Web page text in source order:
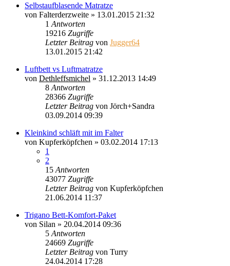
Selbstaufblasende Matratze
von Falterderzweite » 13.01.2015 21:32
1 Antworten
19216 Zugriffe
Letzter Beitrag von Jugger64
13.01.2015 21:42
Luftbett vs Luftmatratze
von Dethleffsmichel » 31.12.2013 14:49
8 Antworten
28366 Zugriffe
Letzter Beitrag von Jörch+Sandra
03.09.2014 09:39
Kleinkind schläft mit im Falter
von Kupferköpfchen » 03.02.2014 17:13
1
2
15 Antworten
43077 Zugriffe
Letzter Beitrag von Kupferköpfchen
21.06.2014 11:37
Trigano Bett-Komfort-Paket
von Silan » 20.04.2014 09:36
5 Antworten
24669 Zugriffe
Letzter Beitrag von Turry
24.04.2014 17:28